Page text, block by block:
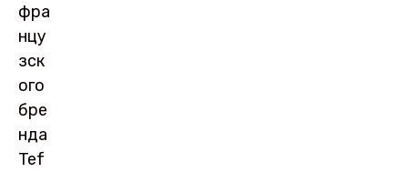
фра
нцу
зск
ого
бре
нда
Tef